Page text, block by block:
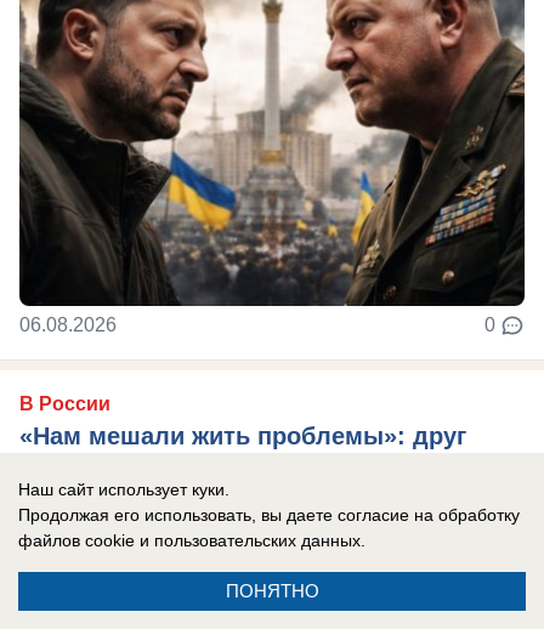
06.08.2026 0
В России
«Нам мешали жить проблемы»: друг
сообщение от пропавшей семьи
Новая тайна Усольцевых: послание пришло
спустя 10 месяцев после исчезновения.
Наш сайт использует куки.
Продолжая его использовать, вы даете согласие на обработку
файлов cookie и пользовательских данных.
ПОНЯТНО